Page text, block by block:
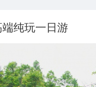
纯玩一日游